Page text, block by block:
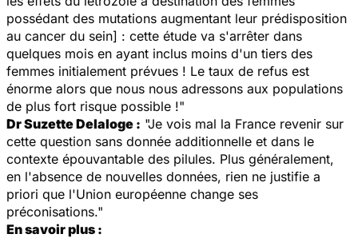
possédant des mutations augmentant leur prédisposition
au cancer du sein] : cette étude va s'arrêter dans
quelques mois en ayant inclus moins d'un tiers des
femmes initialement prévues ! Le taux de refus est
énorme alors que nous nous adressons aux populations
de plus fort risque possible !"
Dr Suzette Delaloge : "Je vois mal la France revenir sur
cette question sans donnée additionnelle et dans le
contexte épouvantable des pilules. Plus généralement,
en l'absence de nouvelles données, rien ne justifie a
priori que l'Union européenne change ses
préconisations."
En savoir plus :